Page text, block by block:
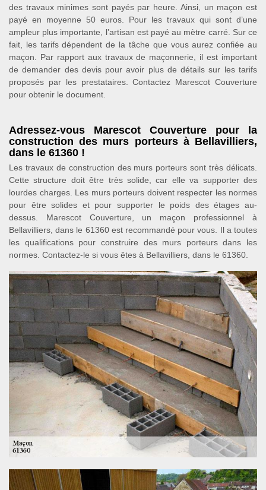
des travaux minimes sont payés par heure. Ainsi, un maçon est
payé en moyenne 50 euros. Pour les travaux qui sont d’une
ampleur plus importante, l’artisan est payé au mètre carré. Sur ce
fait, les tarifs dépendent de la tâche que vous aurez confiée au
maçon. Par rapport aux travaux de maçonnerie, il est important
de demander des devis pour avoir plus de détails sur les tarifs
proposés par les prestataires. Contactez Marescot Couverture
pour obtenir le document.
Adressez-vous Marescot Couverture pour la
construction des murs porteurs à Bellavilliers,
dans le 61360 !
Les travaux de construction des murs porteurs sont très délicats.
Cette structure doit être très solide, car elle va supporter des
lourdes charges. Les murs porteurs doivent respecter les normes
pour être solides et pour supporter le poids des étages au-
dessus. Marescot Couverture, un maçon professionnel à
Bellavilliers, dans le 61360 est recommandé pour vous. Il a toutes
les qualifications pour construire des murs porteurs dans les
normes. Contactez-le si vous êtes à Bellavilliers, dans le 61360.